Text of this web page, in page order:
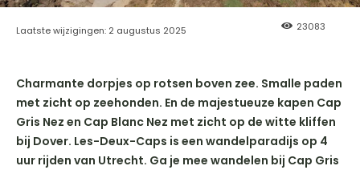
Laatste wijzigingen: 2 augustus 2025 23083
Charmante dorpjes op rotsen boven zee. Smalle paden
met zicht op zeehonden. En de majestueuze kapen Cap
Gris Nez en Cap Blanc Nez met zicht op de witte kliffen
bij Dover. Les-Deux-Caps is een wandelparadijs op 4
uur rijden van Utrecht. Ga je mee wandelen bij Cap Gris